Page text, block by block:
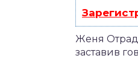
Женя
заставив